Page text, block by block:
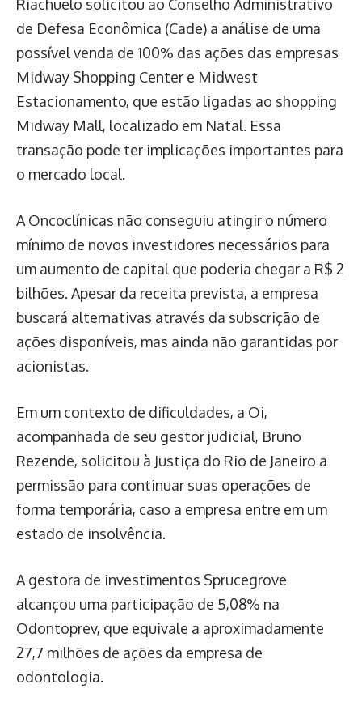
Riachuelo solicitou ao Conselho Administrativo
de Defesa Econômica (Cade) a análise de uma
possível venda de 100% das ações das empresas
Midway Shopping Center e Midwest
Estacionamento, que estão ligadas ao shopping
Midway Mall, localizado em Natal. Essa
transação pode ter implicações importantes para
o mercado local.
A Oncoclínicas não conseguiu atingir o número
mínimo de novos investidores necessários para
um aumento de capital que poderia chegar a R$ 2
bilhões. Apesar da receita prevista, a empresa
buscará alternativas através da subscrição de
ações disponíveis, mas ainda não garantidas por
acionistas.
Em um contexto de dificuldades, a Oi,
acompanhada de seu gestor judicial, Bruno
Rezende, solicitou à Justiça do Rio de Janeiro a
permissão para continuar suas operações de
forma temporária, caso a empresa entre em um
estado de insolvência.
A gestora de investimentos Sprucegrove
alcançou uma participação de 5,08% na
Odontoprev, que equivale a aproximadamente
27,7 milhões de ações da empresa de
odontologia.